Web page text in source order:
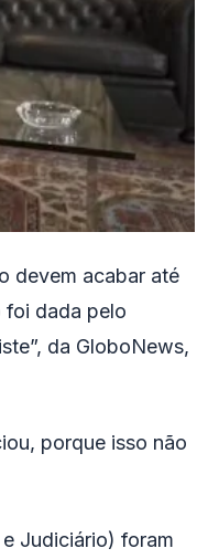
devem acabar até
foi dada pelo
da GloboNews,
porque isso não
Judiciário) foram